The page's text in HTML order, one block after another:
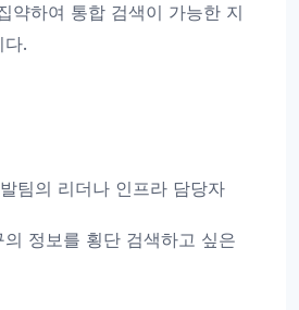
약하여 통합 검색이 가능한 지
다.
팀의 리더나 인프라 담당자
정보를 횡단 검색하고 싶은